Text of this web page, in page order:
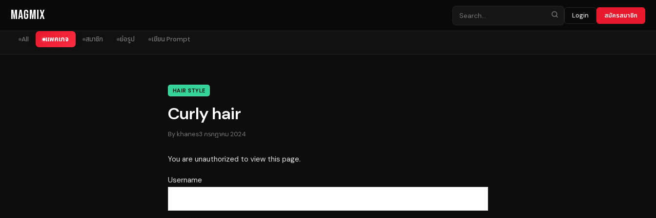
MagMix Login สมัครสมาชิก
All แพคเกจ สมาชิก ย่อรูป เขียน Prompt
HAIR STYLE
Curly hair
By khanes3 กรกฎาคม 2024
You are unauthorized to view this page.
Username